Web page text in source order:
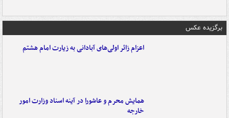
برگزیده عکس
اعزام زائر اولی‌های آبادانی به زیارت امام هشتم
همایش محرم و عاشورا در آینه اسناد وزارت امور
خارجه